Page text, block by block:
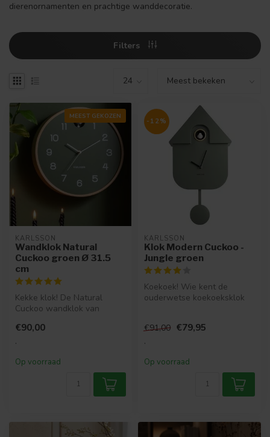
dierenornamenten en prachtige wanddecoratie.
Filters
MEEST GEKOZEN
KARLSSON
Wandklok Natural
Cuckoo groen Ø 31.5
cm
Kekke klok! De Natural
Cuckoo wandklok van
buitengevoel gewoo...
€90,00
.
Op voorraad
-12%
KARLSSON
Klok Modern Cuckoo -
Jungle groen
Koekoek! Wie kent de
ouderwetse koekoeksklok
€91,00 €79,95
.
Op voorraad